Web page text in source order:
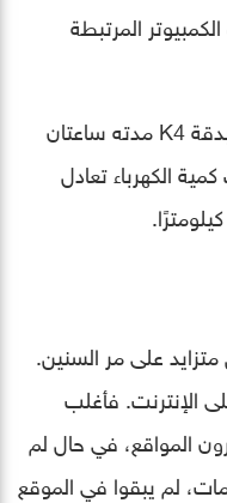
المرتبطة
فعلى سبيل المثال، مشاهدة فيلم بدقة K4 مدته ساعتان
الكهرباء تعادل
على مر السنين.
الإنترنت. فأغلب
المواقع، في حال لم
لم يبقوا في الموقع